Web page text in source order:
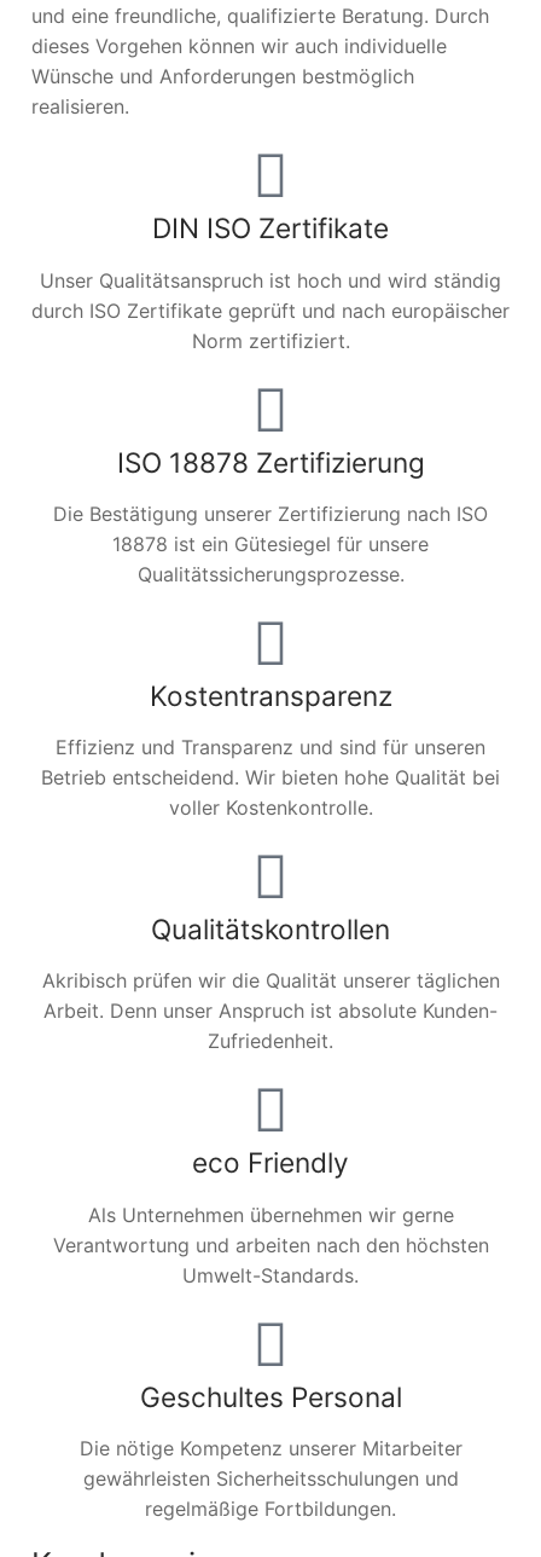
und eine freundliche, qualifizierte Beratung. Durch
dieses Vorgehen können wir auch individuelle
Wünsche und Anforderungen bestmöglich
realisieren.
DIN ISO Zertifikate
Unser Qualitätsanspruch ist hoch und wird ständig
durch ISO Zertifikate geprüft und nach europäischer
Norm zertifiziert.
ISO 18878 Zertifizierung
Die Bestätigung unserer Zertifizierung nach ISO
18878 ist ein Gütesiegel für unsere
Qualitätssicherungsprozesse.
Kostentransparenz
Effizienz und Transparenz und sind für unseren
Betrieb entscheidend. Wir bieten hohe Qualität bei
voller Kostenkontrolle.
Qualitätskontrollen
Akribisch prüfen wir die Qualität unserer täglichen
Arbeit. Denn unser Anspruch ist absolute Kunden-
Zufriedenheit.
eco Friendly
Als Unternehmen übernehmen wir gerne
Verantwortung und arbeiten nach den höchsten
Umwelt-Standards.
Geschultes Personal
Die nötige Kompetenz unserer Mitarbeiter
gewährleisten Sicherheitsschulungen und
regelmäßige Fortbildungen.